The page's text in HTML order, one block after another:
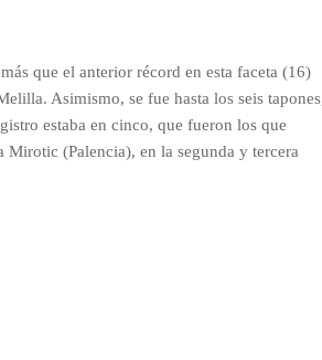
que el anterior récord en esta faceta (16)
Asimismo, se fue hasta los seis
estaba en cinco, que fueron los que
(Palencia), en la segunda y tercera